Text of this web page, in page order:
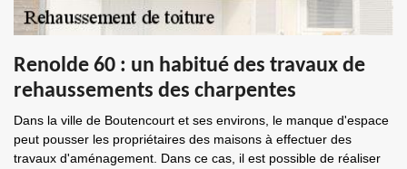
Renolde 60 : un habitué des travaux de
rehaussements des charpentes
Dans la ville de Boutencourt et ses environs, le manque d'espace
peut pousser les propriétaires des maisons à effectuer des
travaux d'aménagement. Dans ce cas, il est possible de réaliser